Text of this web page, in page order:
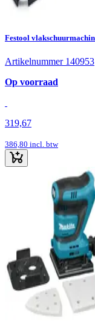
Festool
Artikelnummer 140953
Op voorraad
319,67
386,80 incl. btw